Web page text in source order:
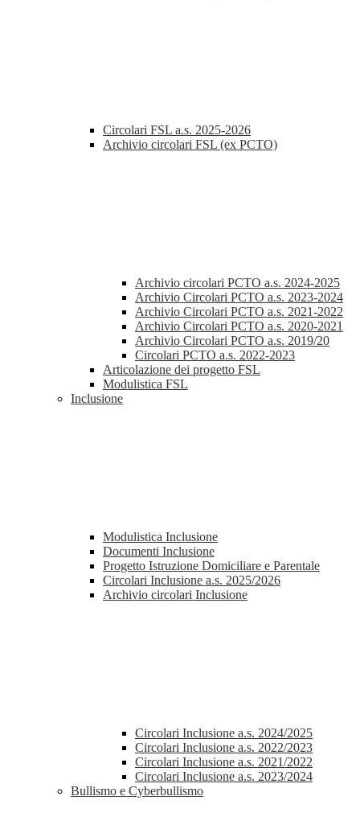
Circolari FSL a.s. 2025-2026
Archivio circolari FSL (ex PCTO)
Archivio circolari PCTO a.s. 2024-2025
Archivio Circolari PCTO a.s. 2023-2024
Archivio Circolari PCTO a.s. 2021-2022
Archivio Circolari PCTO a.s. 2020-2021
Archivio Circolari PCTO a.s. 2019/20
Circolari PCTO a.s. 2022-2023
Articolazione dei progetto FSL
Modulistica FSL
Inclusione
Modulistica Inclusione
Documenti Inclusione
Progetto Istruzione Domiciliare e Parentale
Circolari Inclusione a.s. 2025/2026
Archivio circolari Inclusione
Circolari Inclusione a.s. 2024/2025
Circolari Inclusione a.s. 2022/2023
Circolari Inclusione a.s. 2021/2022
Circolari Inclusione a.s. 2023/2024
Bullismo e Cyberbullismo